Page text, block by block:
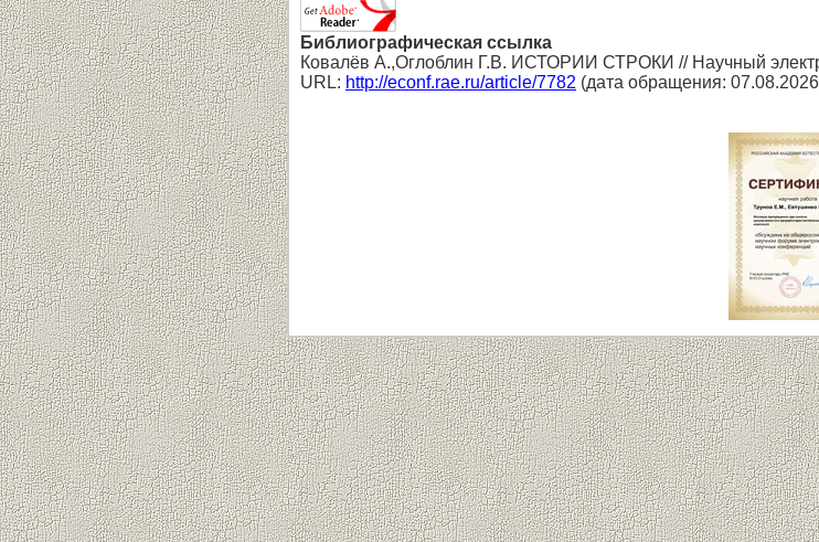
Библиографическая ссылка
Ковалёв А.,Оглоблин Г.В. ИСТОРИИ СТРОКИ // Научный
URL: http://econf.rae.ru/article/7782 (дата обращения: